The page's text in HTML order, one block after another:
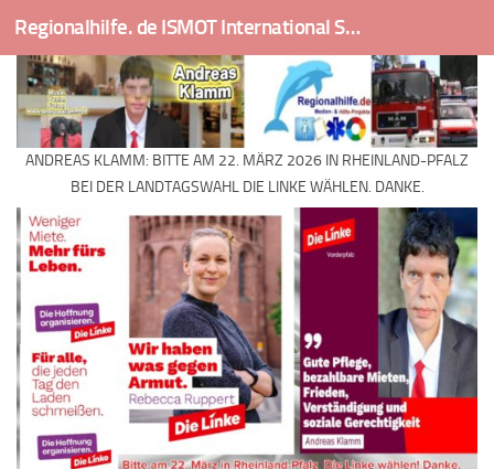
Skip to content Regionalhilfe. de ISMOT International Social And Medical Outreach Team
ANDREAS KLAMM: BITTE AM 22. MÄRZ 2026 IN RHEINLAND-PFALZ
BEI DER LANDTAGSWAHL DIE LINKE WÄHLEN. DANKE.